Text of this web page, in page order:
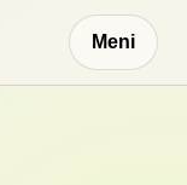
Meni